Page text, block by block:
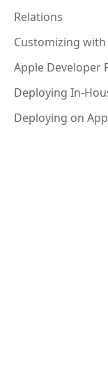
Relations
Customizing with
Apple Developer
Deploying In-
Deploying on